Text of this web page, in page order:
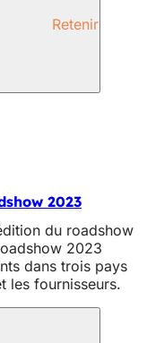
Retenir
2023
du roadshow
2023
dans trois pays
les fournisseurs.